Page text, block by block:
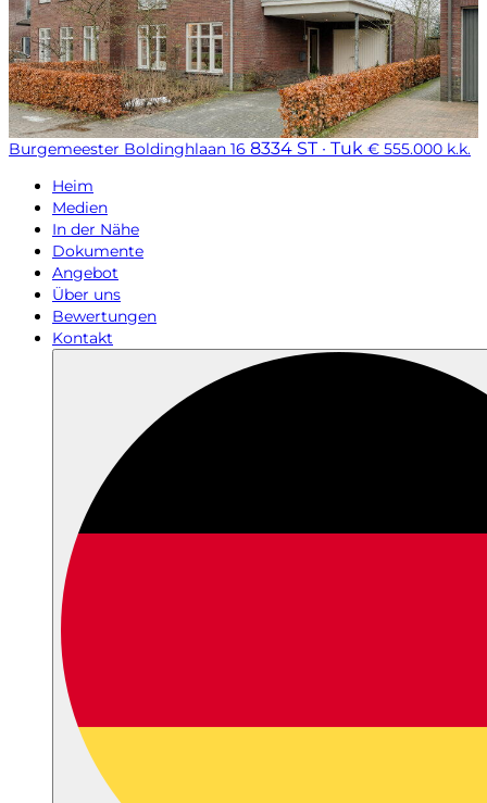
Burgemeester Boldinghlaan 16 8334 ST · Tuk € 555.000 k.k.
Heim
Medien
In der Nähe
Dokumente
Angebot
Über uns
Bewertungen
Kontakt